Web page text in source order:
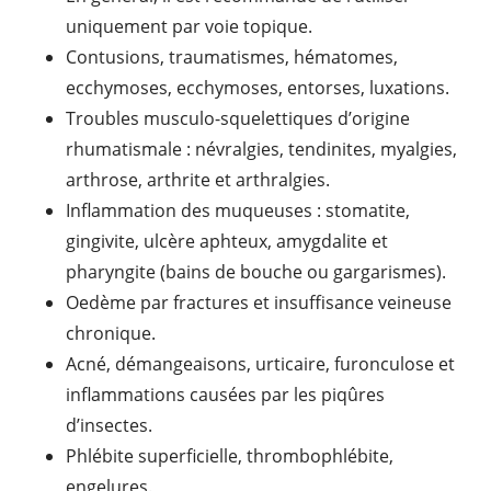
uniquement par voie topique.
Contusions, traumatismes, hématomes,
ecchymoses, ecchymoses, entorses, luxations.
Troubles musculo-squelettiques d’origine
rhumatismale : névralgies, tendinites, myalgies,
arthrose, arthrite et arthralgies.
Inflammation des muqueuses : stomatite,
gingivite, ulcère aphteux, amygdalite et
pharyngite (bains de bouche ou gargarismes).
Oedème par fractures et insuffisance veineuse
chronique.
Acné, démangeaisons, urticaire, furonculose et
inflammations causées par les piqûres
d’insectes.
Phlébite superficielle, thrombophlébite,